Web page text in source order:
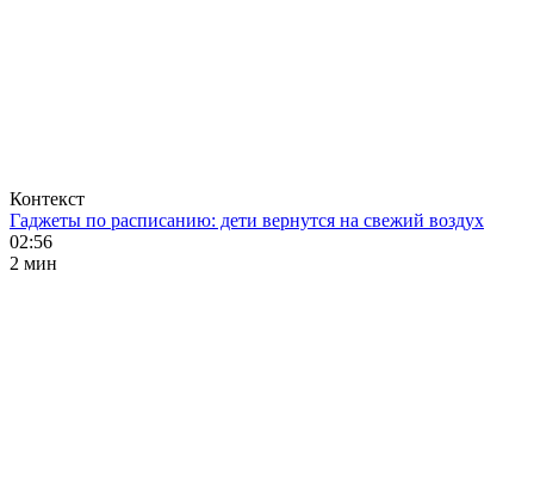
Контекст
Гаджеты по расписанию: дети вернутся на свежий воздух
02:56
2 мин